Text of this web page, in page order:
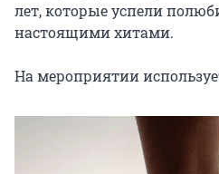
лет, которые успели
настоящими хитами.
На мероприятии